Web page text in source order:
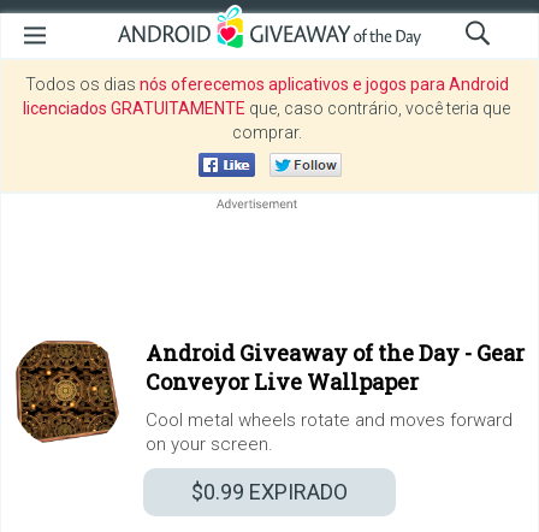
Todos os dias nós oferecemos aplicativos e jogos para Android
licenciados GRATUITAMENTE que, caso contrário, você teria que
comprar.
Android Giveaway of the Day - Gear
Conveyor Live Wallpaper
Cool metal wheels rotate and moves forward
on your screen.
$0.99 EXPIRADO